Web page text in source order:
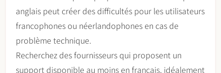
anglais peut créer des difficultés pour les utilisateurs
francophones ou néerlandophones en cas de
problème technique.
Recherchez des fournisseurs qui proposent un
support disponible au moins en français, idéalement